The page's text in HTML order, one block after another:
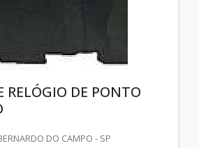
RELÓGIO DE PONTO
DO CAMPO - SP